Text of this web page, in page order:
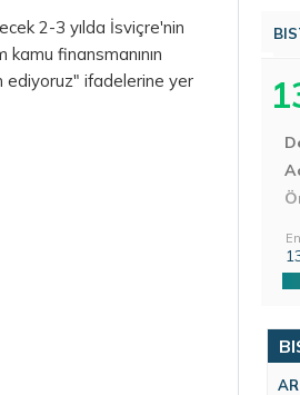
2-3 yılda İsviçre'nin
finansmanının
ediyoruz" ifadelerine yer